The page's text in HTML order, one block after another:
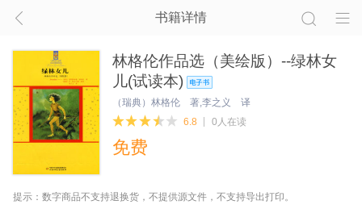
书籍详情
林格伦作品选（美绘版）--绿林女
儿(试读本)
（瑞典）林格伦 著,李之义 译
6.8
0人在读
免费
提示：数字商品不支持退换货，不提供源文件，不支持导出打印。